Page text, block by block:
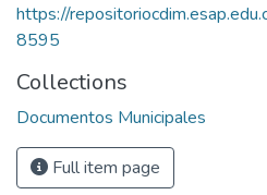
https://
8595
Collections
Documentos Municipales
Full item page